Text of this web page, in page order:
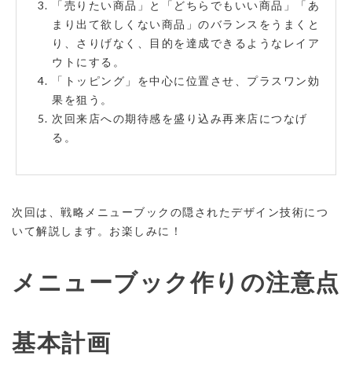
「売りたい商品」と「どちらでもいい商品」「あ
まり出て欲しくない商品」のバランスをうまくと
り、さりげなく、目的を達成できるようなレイア
ウトにする。
「トッピング」を中心に位置させ、プラスワン効
果を狙う。
次回来店への期待感を盛り込み再来店につなげ
る。
次回は、戦略メニューブックの隠されたデザイン技術につ
いて解説します。お楽しみに！
メニューブック作りの注意点
基本計画